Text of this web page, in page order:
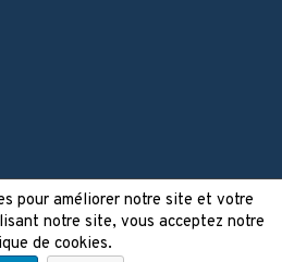
pour améliorer notre site et votre
notre site, vous acceptez notre
de cookies.